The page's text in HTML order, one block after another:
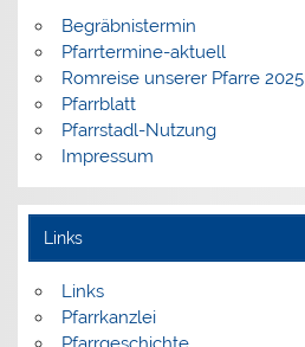
Begräbnistermin
Pfarrtermine-aktuell
Romreise unserer Pfarre 2025
Pfarrblatt
Pfarrstadl-Nutzung
Impressum
Links
Links
Pfarrkanzlei